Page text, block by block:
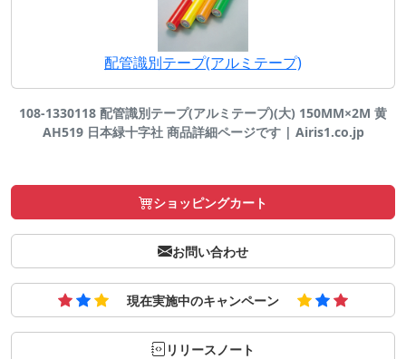
配管識別テープ(アルミテープ)
108-1330118 配管識別テープ(アルミテープ)(大) 150MM×2M 黄
AH519 日本緑十字社 商品詳細ページです | Airis1.co.jp
ショッピングカート
お問い合わせ
現在実施中のキャンペーン
リリースノート